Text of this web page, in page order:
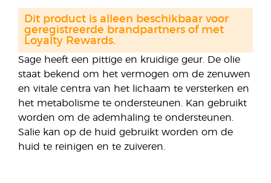
Sage heeft een pittige en kruidige geur. De olie
staat bekend om het vermogen om de zenuwen
en vitale centra van het lichaam te versterken en
het metabolisme te ondersteunen. Kan gebruikt
worden om de ademhaling te ondersteunen.
Salie kan op de huid gebruikt worden om de
huid te reinigen en te zuiveren.
Dit product is alleen beschikbaar voor
geregistreerde brandpartners of met
Loyalty Rewards.